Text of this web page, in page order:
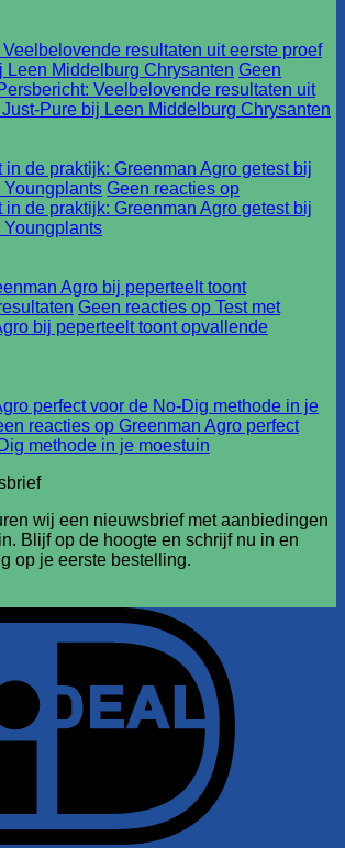
Veelbelovende resultaten uit eerste proef
Leen Middelburg Chrysanten Geen
Veelbelovende resultaten uit
Pure bij Leen Middelburg Chrysanten
in de praktijk: Greenman Agro getest bij
Geen reacties op
in de praktijk: Greenman Agro getest bij
Agro bij peperteelt toont
Geen reacties op Test met
bij peperteelt toont opvallende
perfect voor de No-Dig methode in je
reacties op Greenman Agro perfect
methode in je moestuin
wij een nieuwsbrief met aanbiedingen
Blijf op de hoogte en schrijf nu in en
op je eerste bestelling.